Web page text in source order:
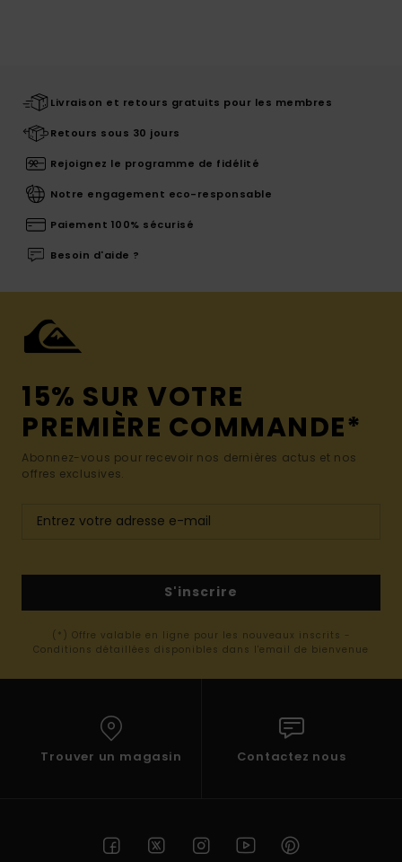
Livraison et retours gratuits pour les membres
Retours sous 30 jours
Rejoignez le programme de fidélité
Notre engagement eco-responsable
Paiement 100% sécurisé
Besoin d'aide ?
15% SUR VOTRE
PREMIÈRE COMMANDE*
Abonnez-vous pour recevoir nos dernières actus et nos
offres exclusives.
S'inscrire
(*) Offre valable en ligne pour les nouveaux inscrits -
Conditions détaillées disponibles dans l'email de bienvenue
Trouver un magasin Contactez nous